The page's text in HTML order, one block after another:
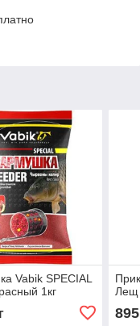
Vabik SPECIAL
1кг
Лещ
895